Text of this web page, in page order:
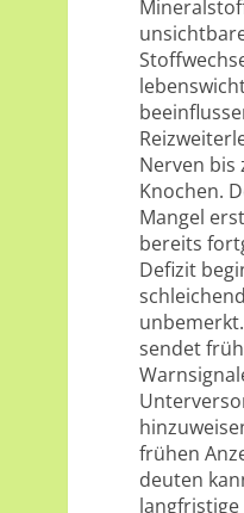
Nerven
Knochen.
Mangel
bereits
Defizit
sendet
frühen
deuten